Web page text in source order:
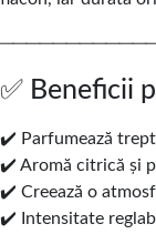
✅ Beneficii
✔️ Parfumează
✔️ Aromă citrică și
✔️ Creează o
✔️ Intensitate